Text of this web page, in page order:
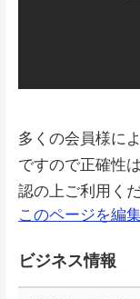
多くの会員様に
ですので正確性
認の上ご利用くだ
このページを編
ビジネス情報